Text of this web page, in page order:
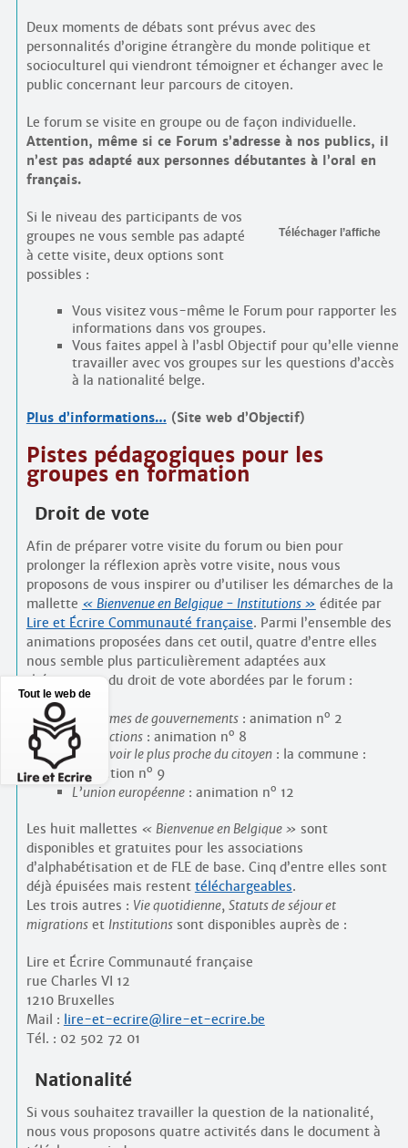
Deux moments de débats sont prévus avec des
personnalités d’origine étrangère du monde politique et
socioculturel qui viendront témoigner et échanger avec le
public concernant leur parcours de citoyen.
Le forum se visite en groupe ou de façon individuelle.
Attention, même si ce Forum s’adresse à nos publics, il
n’est pas adapté aux personnes débutantes à l’oral en
français.
Téléchager l’affiche
Si le niveau des participants de vos
groupes ne vous semble pas adapté
à cette visite, deux options sont
possibles :
Vous visitez vous-même le Forum pour rapporter les
informations dans vos groupes.
Vous faites appel à l’asbl Objectif pour qu’elle vienne
travailler avec vos groupes sur les questions d’accès
à la nationalité belge.
Plus d’informations… (Site web d’Objectif)
Pistes pédagogiques pour les
groupes en formation
Droit de vote
Afin de préparer votre visite du forum ou bien pour
prolonger la réflexion après votre visite, nous vous
proposons de vous inspirer ou d’utiliser les démarches de la
mallette « Bienvenue en Belgique - Institutions » éditée par
Lire et Écrire Communauté française. Parmi l’ensemble des
animations proposées dans cet outil, quatre d’entre elles
nous semble plus particulièrement adaptées aux
thématiques du droit de vote abordées par le forum :
Les formes de gouvernements: animation no 2
Les élections: animation no 8
Le pouvoir le plus proche du citoyen: la commune :
animation no 9
L’union européenne: animation no 12
Les huit mallettes « Bienvenue en Belgique » sont
disponibles et gratuites pour les associations
d’alphabétisation et de FLE de base. Cinq d’entre elles sont
déjà épuisées mais restent téléchargeables.
Les trois autres : Vie quotidienne, Statuts de séjour et
migrationset Institutionssont disponibles auprès de :
Lire et Écrire Communauté française
rue Charles VI 12
1210 Bruxelles
Mail : lire-et-ecrire@lire-et-ecrire.be
Tél. : 02 502 72 01
Nationalité
Si vous souhaitez travailler la question de la nationalité,
nous vous proposons quatre activités dans le document à
Tout le web de